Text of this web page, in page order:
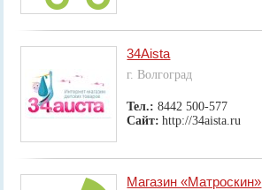
34Aista
г. Волгоград
Тел.:8442 500-577
Сайт: http://34aista.ru
Магазин «Матроскин»